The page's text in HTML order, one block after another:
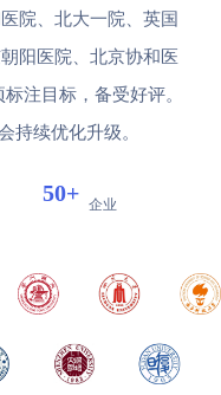
院、北大一院、英国
阳医院、北京协和医
注目标，备受好评。
持续优化升级。
50+ 企业